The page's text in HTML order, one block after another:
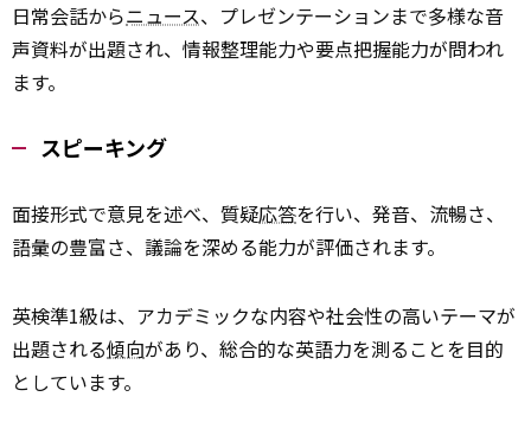
日常会話からニュース、プレゼンテーションまで多様な音
声資料が出題され、情報整理能力や要点把握能力が問われ
ます。
スピーキング
面接形式で意見を述べ、質疑応答を行い、発音、流暢さ、
語彙の豊富さ、議論を深める能力が評価されます。
英検準1級は、アカデミックな内容や社会性の高いテーマが
出題される傾向があり、総合的な英語力を測ることを目的
としています。